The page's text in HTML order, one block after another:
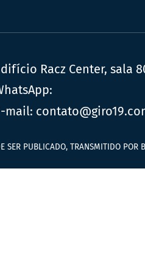
Racz Center, sala
mail:
PUBLICADO, TRANSMITIDO POR